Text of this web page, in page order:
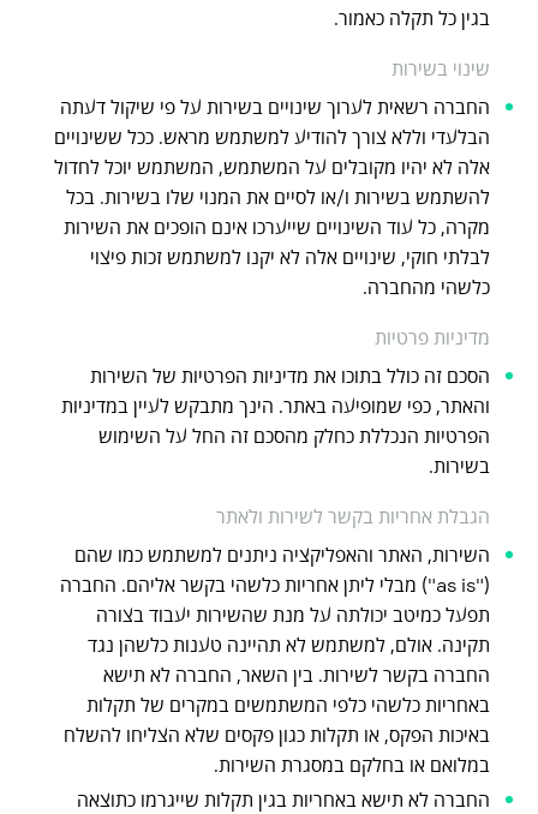
בגין כל תקלה כאמור.
שינוי בשירות
החברה רשאית לערוך שינויים בשירות על פי שיקול דעתה
הבלעדי וללא צורך להודיע למשתמש מראש. ככל ששינויים
אלה לא יהיו מקובלים על המשתמש, המשתמש יוכל לחדול
להשתמש בשירות ו/או לסיים את המנוי שלו בשירות. בכל
מקרה, כל עוד השינויים שייערכו אינם הופכים את השירות
לבלתי חוקי, שינויים אלה לא יקנו למשתמש זכות פיצוי
כלשהי מהחברה.
מדיניות פרטיות
הסכם זה כולל בתוכו את מדיניות הפרטיות של השירות
והאתר, כפי שמופיעה באתר. הינך מתבקש לעיין במדיניות
הפרטיות הנכללת כחלק מהסכם זה החל על השימוש
בשירות.
הגבלת אחריות בקשר לשירות ולאתר
השירות, האתר והאפליקציה ניתנים למשתמש כמו שהם
("as is") מבלי ליתן אחריות כלשהי בקשר אליהם. החברה
תפעל כמיטב יכולתה על מנת שהשירות יעבוד בצורה
תקינה. אולם, למשתמש לא תהיינה טענות כלשהן נגד
החברה בקשר לשירות. בין השאר, החברה לא תישא
באחריות כלשהי כלפי המשתמשים במקרים של תקלות
באיכות הפקס, או תקלות כגון פקסים שלא הצליחו להשלח
במלואם או בחלקם במסגרת השירות.
החברה לא תישא באחריות בגין תקלות שייגרמו כתוצאה